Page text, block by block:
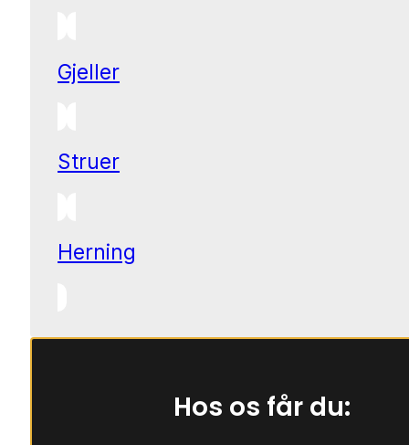
Gjeller
Struer
Herning
Hos os får du: